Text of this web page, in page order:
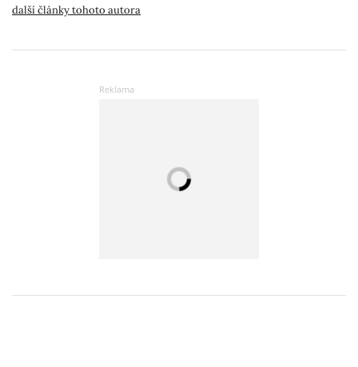
další články tohoto autora